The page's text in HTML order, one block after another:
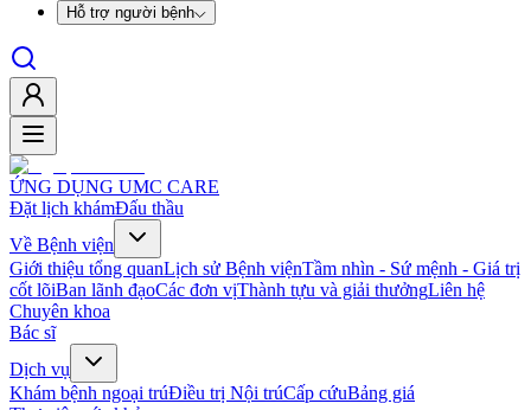
Hỗ trợ người bệnh
ỨNG DỤNG UMC CARE
Đặt lịch khámĐấu thầu
Về Bệnh viện
Giới thiệu tổng quanLịch sử Bệnh việnTầm nhìn - Sứ mệnh - Giá trị
cốt lõiBan lãnh đạoCác đơn vịThành tựu và giải thưởngLiên hệ
Chuyên khoa
Bác sĩ
Dịch vụ
Khám bệnh ngoại trúĐiều trị Nội trúCấp cứuBảng giá